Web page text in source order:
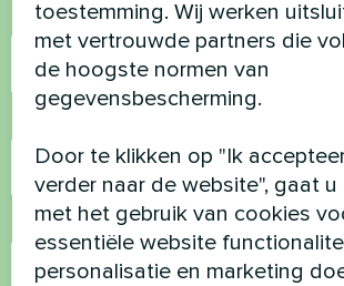
Naam
E-mail
toestemming. Wij werken
met vertrouwde partners die
de hoogste normen van
gegevensbescherming.
Door te klikken op "Ik
verder naar de website", gaat
met het gebruik van cookies
essentiële website
personalisatie en marketing